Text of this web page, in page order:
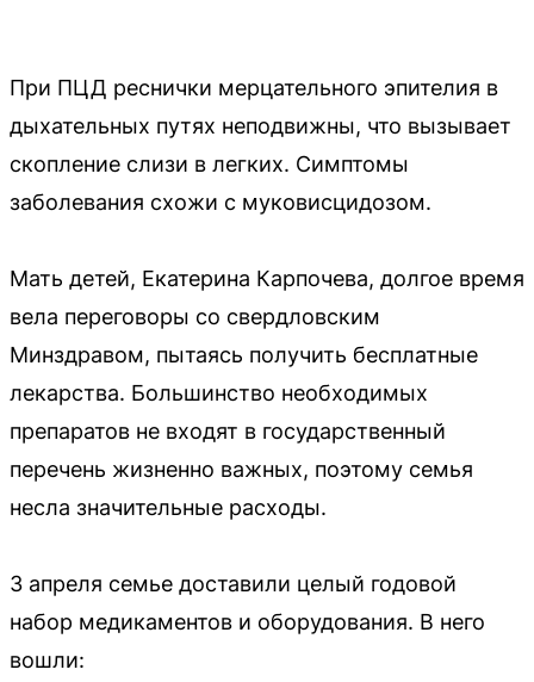
При ПЦД реснички мерцательного эпителия в
дыхательных путях неподвижны, что вызывает
скопление слизи в легких. Симптомы
заболевания схожи с муковисцидозом.
Мать детей, Екатерина Карпочева, долгое время
вела переговоры со свердловским
Минздравом, пытаясь получить бесплатные
лекарства. Большинство необходимых
препаратов не входят в государственный
перечень жизненно важных, поэтому семья
несла значительные расходы.
3 апреля семье доставили целый годовой
набор медикаментов и оборудования. В него
вошли: